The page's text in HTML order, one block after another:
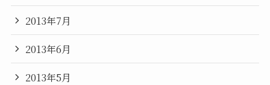
2013年7月
2013年6月
2013年5月